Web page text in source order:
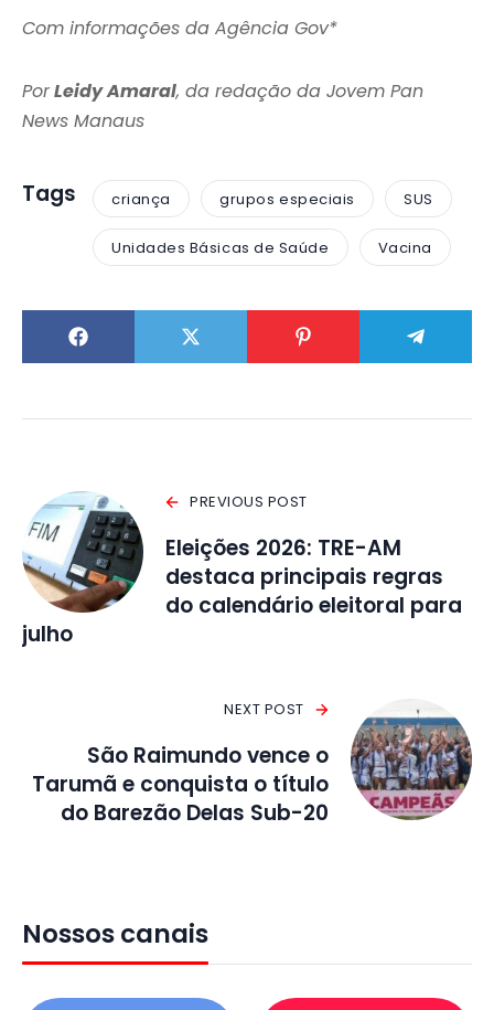
Com informações da Agência Gov*
PorLeidy Amaral, da redação da Jovem Pan
News Manaus
Tags criança grupos especiais SUS
Unidades Básicas de Saúde Vacina
PREVIOUS POST
Eleições 2026: TRE-AM
destaca principais regras
do calendário eleitoral para
julho
NEXT POST
São Raimundo vence o
Tarumã e conquista o título
do Barezão Delas Sub-20
Nossos canais